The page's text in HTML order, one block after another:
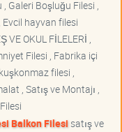
Galeri Boşluğu Filesi ,
hayvan filesi
OKUL FİLELERİ ,
Filesi , Fabrika içi
filesi ,
, Satış ve Montajı ,
Balkon Filesisatış ve